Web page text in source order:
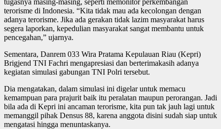
terorisme di Indonesia. “Kita tidak mau ada kecolongan dengan
adanya terorisme. Jika ada gerakan tidak lazim masyarakat harus
segera laporkan, kepedulian masyarakat sangat membantu untuk
pencegahan,” ujarnya.
Sementara, Danrem 033 Wira Pratama Kepulauan Riau (Kepri)
Brigjend TNI Fachri mengapresiasi dan berterimakasih adanya
kegiatan simulasi gabungan TNI Polri tersebut.
Dia mengatakan, dalam simulasi ini digelar untuk memacu
kemampuan para prajurit baik itu peralatan maupun perorangan. Jadi
bila ada di Kepri ini ancaman terorisme, kita pun tak jauh lagi untuk
memanggil pihak Densus 88, karena anggota disini sudah siap untuk
mengatasi hingga menuntaskanya.